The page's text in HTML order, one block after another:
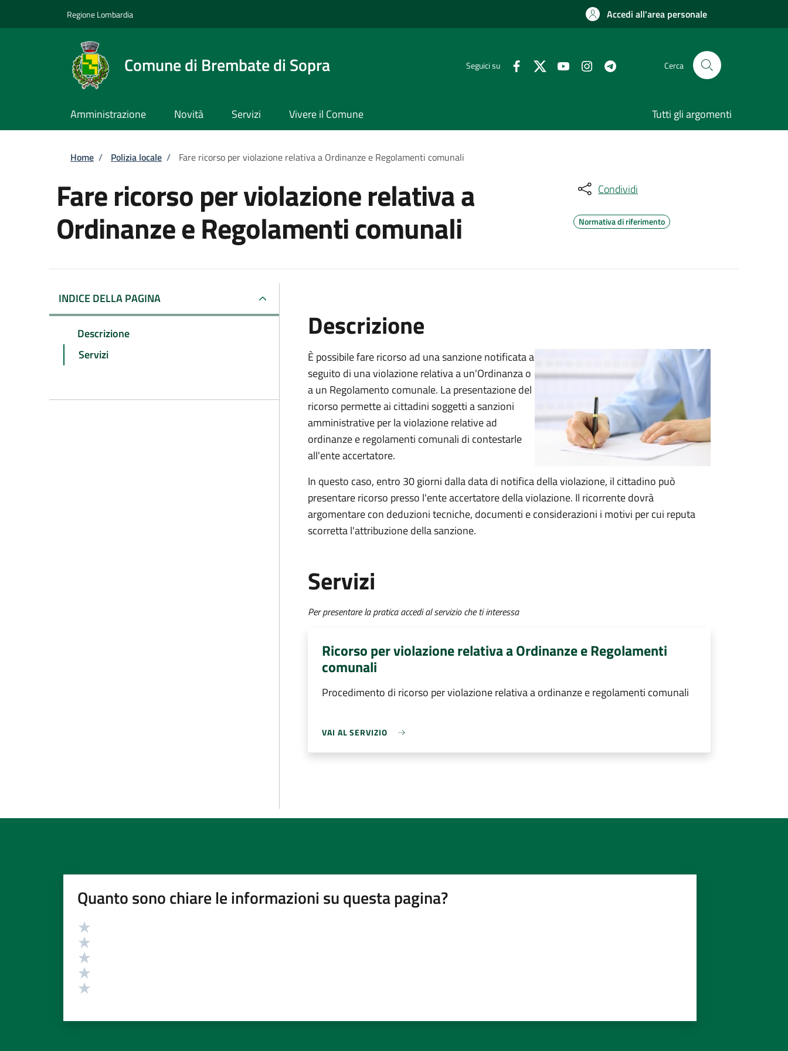
Regione Lombardia Accedi all'area personale
Comune di Brembate di Sopra Seguici su Cerca
Amministrazione Novità Servizi Vivere il Comune Tutti gli argomenti
Briciole di pane
Home / Polizia locale / Fare ricorso per violazione relativa a Ordinanze e Regolamenti comunali
Fare ricorso per violazione relativa a
Ordinanze e Regolamenti comunali
Condividi
Normativa di riferimento
INDICE DELLA PAGINA
Descrizione
Servizi
Descrizione
È possibile fare ricorso ad una sanzione notificata a
seguito di una violazione relativa a un'Ordinanza o
a un Regolamento comunale. La presentazione del
ricorso permette ai cittadini soggetti a sanzioni
amministrative per la violazione relative ad
ordinanze e regolamenti comunali di contestarle
all'ente accertatore.
In questo caso, entro 30 giorni dalla data di notifica della violazione, il cittadino può
presentare ricorso presso l'ente accertatore della violazione. Il ricorrente dovrà
argomentare con deduzioni tecniche, documenti e considerazioni i motivi per cui reputa
scorretta l'attribuzione della sanzione.
Servizi
Per presentare la pratica accedi al servizio che ti interessa
Ricorso per violazione relativa a Ordinanze e Regolamenti
comunali
Procedimento di ricorso per violazione relativa a ordinanze e regolamenti comunali
VAI AL SERVIZIO
Quanto sono chiare le informazioni su questa pagina?
Valutazione